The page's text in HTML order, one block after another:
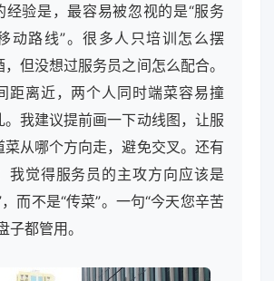
经验是，最容易被忽视的是“服务
动路线”。很多人只培训怎么摆
但没想过服务员之间怎么配合。
距离近，两个人同时端菜容易撞
。我建议提前画一下动线图，让服
菜从哪个方向走，避免交叉。还有
我觉得服务员的主攻方向应该是
而不是“传菜”。一句“今天您辛苦
子都管用。